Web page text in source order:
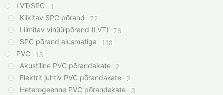
LVT/SPC
1
Klikitav SPC põrand
72
Liimitav vinüülpõrand (LVT)
76
SPC põrand alusmatiga
118
PVC
13
Akustiline PVC põrandakate
2
Elektrit juhtiv PVC põrandakate
2
Heterogeenne PVC põrandakate
3